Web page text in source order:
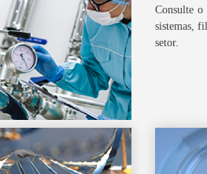
Consulte o
sistemas,
setor.